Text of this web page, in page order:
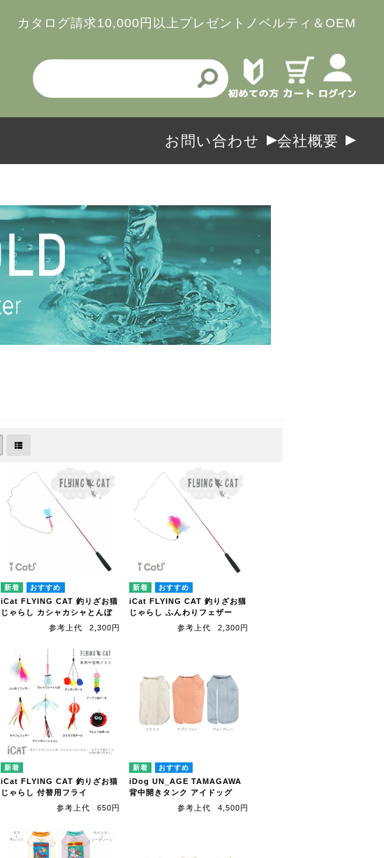
カタログ請求10,000円以上プレゼント ノベルティ＆OEM
お問い合わせ 会社概要
iCat FLYING CAT 釣りざお猫
じゃらし カシャカシャとんぼ
参考上代
2,300円
iCat FLYING CAT 釣りざお猫
じゃらし ふんわりフェザー
参考上代
2,300円
iCat FLYING CAT 釣りざお猫
じゃらし 付替用フライ
参考上代
650円
iDog UN_AGE TAMAGAWA
背中開きタンク アイドッグ
参考上代
4,500円